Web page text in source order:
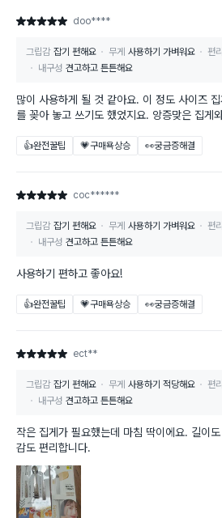
별점 5점 doo****
그립감 잡기 편해요 무게 사용하기 가벼워요 편
내구성 견고하고 튼튼해요
많이 사용하게 될 것 같아요. 이 정도 사이즈
를 꽂아 놓고 쓰기도 했었지요. 앙증맞은 집게
👍완전꿀팁 💗구매욕상승 👀궁금증해결
별점 5점 coc******
그립감 잡기 편해요 무게 사용하기 가벼워요 편
내구성 견고하고 튼튼해요
사용하기 편하고 좋아요!
👍완전꿀팁 💗구매욕상승 👀궁금증해결
별점 5점 ect**
그립감 잡기 편해요 무게 사용하기 적당해요 편
내구성 견고하고 튼튼해요
작은 집게가 필요했는데 마침 딱이에요. 길이
감도 편리합니다.